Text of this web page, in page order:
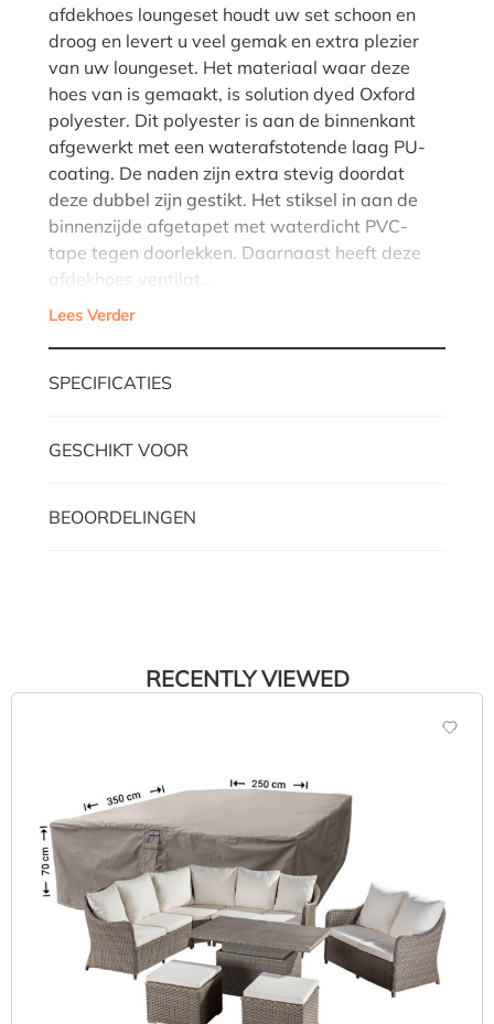
afdekhoes loungeset houdt uw set schoon en
droog en levert u veel gemak en extra plezier
van uw loungeset. Het materiaal waar deze
hoes van is gemaakt, is solution dyed Oxford
polyester. Dit polyester is aan de binnenkant
afgewerkt met een waterafstotende laag PU-
coating. De naden zijn extra stevig doordat
deze dubbel zijn gestikt. Het stiksel in aan de
binnenzijde afgetapet met waterdicht PVC-
tape tegen doorlekken. Daarnaast heeft deze
afdekhoes ventilat…
Lees Verder
SPECIFICATIES
GESCHIKT VOOR
BEOORDELINGEN
RECENTLY VIEWED